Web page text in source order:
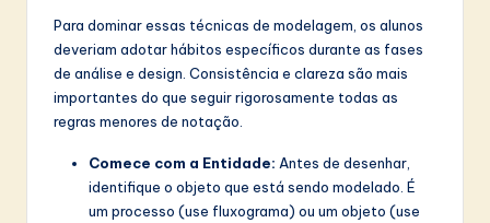
Para dominar essas técnicas de modelagem, os alunos
deveriam adotar hábitos específicos durante as fases
de análise e design. Consistência e clareza são mais
importantes do que seguir rigorosamente todas as
regras menores de notação.
Comece com a Entidade: Antes de desenhar,
identifique o objeto que está sendo modelado. É
um processo (use fluxograma) ou um objeto (use